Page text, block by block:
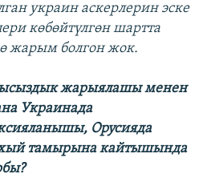
украин аскерлерин эске
көбөйтүлгөн шартта
жарым болгон жок.
жарыялашы менен
Украинада
Орусияда
тамырына кайтышында